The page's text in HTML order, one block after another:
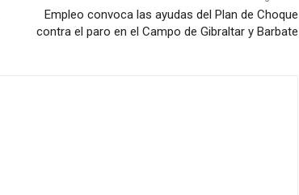
Empleo convoca las ayudas del Plan de Choque
contra el paro en el Campo de Gibraltar y Barbate